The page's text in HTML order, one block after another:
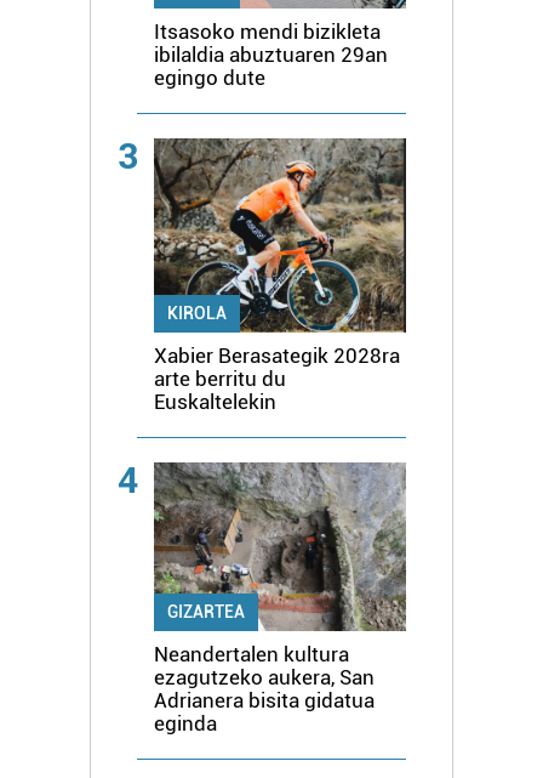
Itsasoko mendi bizikleta
ibilaldia abuztuaren 29an
egingo dute
3
KIROLA
Xabier Berasategik 2028ra
arte berritu du
Euskaltelekin
4
GIZARTEA
Neandertalen kultura
ezagutzeko aukera, San
Adrianera bisita gidatua
eginda